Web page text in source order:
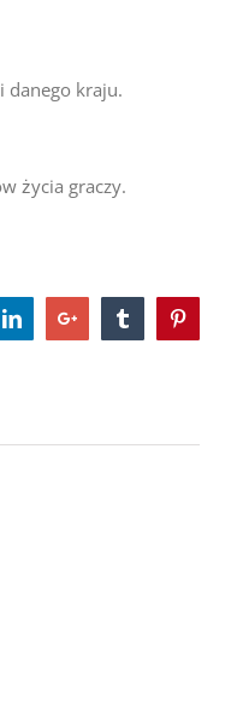
danego kraju.
życia graczy.
LinkedInGoogle+ TumblrPinterest